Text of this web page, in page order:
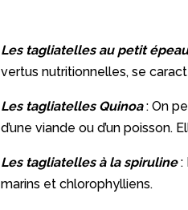
Les tagliatelles au petit
vertus nutritionnelles, se
Les tagliatelles Quinoa: On
d’une viande ou d’un poisson.
Les tagliatelles à la spiruline :
marins et chlorophylliens.